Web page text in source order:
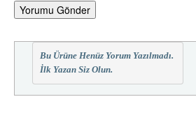
Yorumu Gönder
Bu Ürüne Henüz Yorum Yazılmadı.
İlk Yazan Siz Olun.